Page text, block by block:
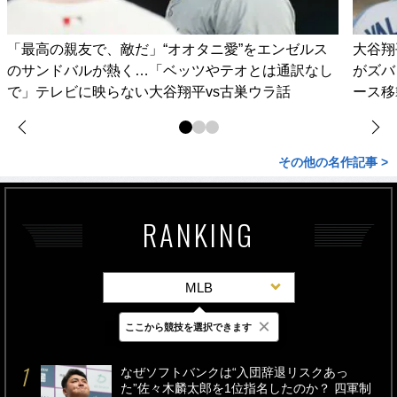
「最高の親友で、敵だ」“オオタニ愛”をエンゼルス
のサンドバルが熱く…「ベッツやテオとは通訳なし
で」テレビに映らない大谷翔平vs古巣ウラ話
大谷
がズ
ース
その他の名作記事 >
RANKING
MLB
最新 24時間 週間
なぜソフトバンクは“入団辞退リスクあっ
た”佐々木麟太郎を1位指名したのか？ 四軍制
ここから競技を選択できます ×